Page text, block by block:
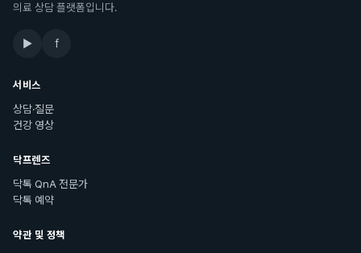
의료 상담 플랫폼입니다.
▶ f
서비스
상담·질문
건강 영상
닥프렌즈
닥톡 QnA 전문가
닥톡 예약
약관 및 정책